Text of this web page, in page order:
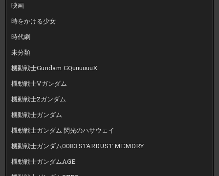
映画
時をかける少女
時代劇
未分類
機動戦士Gundam GQuuuuuuX
機動戦士Vガンダム
機動戦士Zガンダム
機動戦士ガンダム
機動戦士ガンダム 閃光のハサウェイ
機動戦士ガンダム0083 STARDUST MEMORY
機動戦士ガンダムAGE